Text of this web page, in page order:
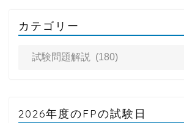
カテゴリー
2026年度のFPの試験日